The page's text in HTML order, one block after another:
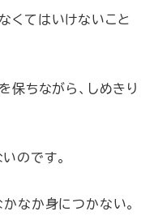
くてはいけないこと
保ちながら、しめきり
のです。
なか身につかない。